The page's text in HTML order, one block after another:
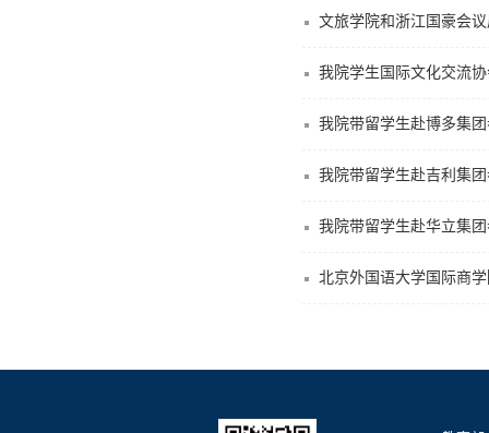
文旅学院和浙江国豪会
我院学生国际文化交流
我院带留学生赴博多集
我院带留学生赴吉利集
我院带留学生赴华立集
北京外国语大学国际商